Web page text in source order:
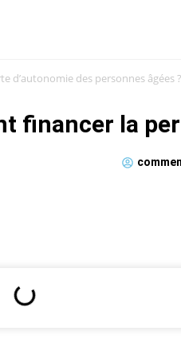
d’autonomie des personnes âgées ?
financer la